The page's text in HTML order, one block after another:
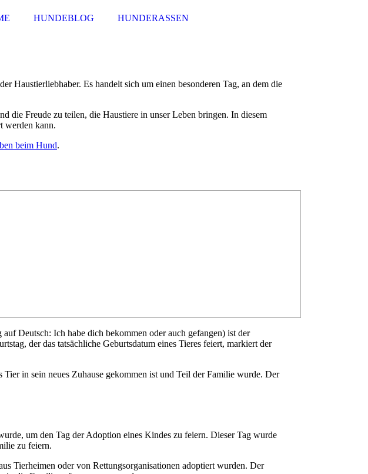
HUNDEBLOG HUNDERASSEN
Haustierliebhaber. Es handelt sich um einen besonderen Tag, an dem die
die Freude zu teilen, die Haustiere in unser Leben bringen. In diesem
werden kann.
beim Hund.
Deutsch: Ich habe dich bekommen oder auch gefangen) ist der
der das tatsächliche Geburtsdatum eines Tieres feiert, markiert der
in sein neues Zuhause gekommen ist und Teil der Familie wurde. Der
um den Tag der Adoption eines Kindes zu feiern. Dieser Tag wurde
zu feiern.
Tierheimen oder von Rettungsorganisationen adoptiert wurden. Der